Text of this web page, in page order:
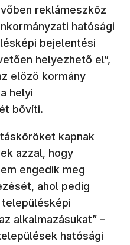
reklámeszköz
hatósági
bejelentési
helyezhető el”,
előző kormány
helyi
bővíti.
kapnak
azzal, hogy
engedik meg
ahol pedig
alkalmazásukat” –
hatósági